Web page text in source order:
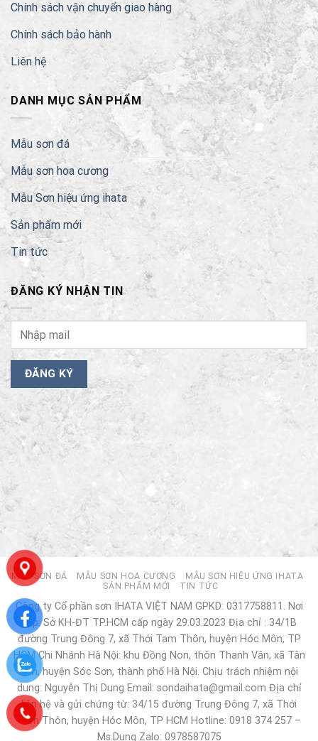
Chính sách vận chuyển giao hàng
Chính sách bảo hành
Liên hệ
DANH MỤC SẢN PHẨM
Mẫu sơn đá
Mẫu sơn hoa cương
Mẫu Sơn hiệu ứng ihata
Sản phẩm mới
Tin tức
ĐĂNG KÝ NHẬN TIN
MẪU SƠN ĐÁ MẪU SƠN HOA CƯƠNG
MẪU SƠN HIỆU ỨNG IHATA
SẢN PHẨM MỚI
TIN TỨC
Công ty Cổ phần sơn IHATA VIỆT NAM GPKD: 0317758811. Nơi
cấp: Sở KH-ĐT TP.HCM cấp ngày 29.03.2023 Địa chỉ : 34/1B
đường Trung Đông 7, xã Thới Tam Thôn, huyện Hóc Môn, TP
HCM Chi Nhánh Hà Nội: khu Đồng Non, thôn Thanh Vân, xã Tân
Dân, huyện Sóc Sơn, thành phố Hà Nội. Chịu trách nhiệm nội
dung: Nguyễn Thị Dung Email: sondaihata@gmail.com Địa chỉ
liên hệ và gửi chứng từ: 34/15 đường Trung Đông 7, xã Thới
Tam Thôn, huyện Hóc Môn, TP HCM Hotline: 0918 374 257 –
Ms.Dung Zalo: 0978587075